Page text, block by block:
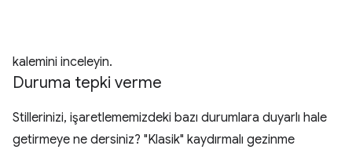
kalemini inceleyin.
Duruma tepki verme
Stillerinizi, işaretlememizdeki bazı durumlara duyarlı hale
getirmeye ne dersiniz? "Klasik" kaydırmalı gezinme